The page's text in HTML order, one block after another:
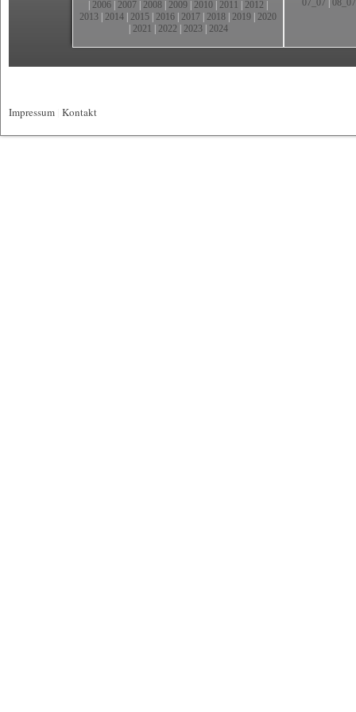
2006 2007 2008 2009 2010 2011 2012
2013 2014 2015 2016 2017 2018 2019 2020
2021 2022 2023| 2024
07_07 08_07
Impressum Kontakt